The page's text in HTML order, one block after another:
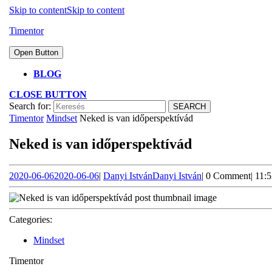
Skip to contentSkip to content
Timentor
Open Button
BLOG
CLOSE BUTTON
Search for:
Timentor Mindset Neked is van időperspektívád
Neked is van időperspektívád
2020-06-062020-06-06| Danyi IstvánDanyi István| 0 Comment|
Categories:
Mindset
Timentor